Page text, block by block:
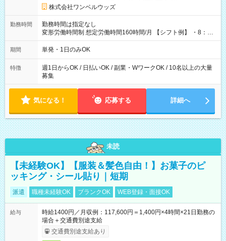
株式会社ワンベルウッズ
勤務時間
勤務時間は指定なし
変形労働時間制 想定労働時間160時間/月 【シフト例】 ・8：00
～21：00
期間 単発・1日のみOK
特徴
週1日からOK / 日払いOK / 副業・WワークOK / 10名以上の大量
募集
気になる！ 応募する 詳細へ
未読
【未経験OK】【服装＆髪色自由！】お菓子のピ
ッキング・シール貼り｜短期
派遣 職種未経験OK ブランクOK WEB登録・面接OK
給与
時給1400円／月収例：117,600円＝1,400円×4時間×21日勤務の
場合＋交通費別途支給
交通費別途支給あり